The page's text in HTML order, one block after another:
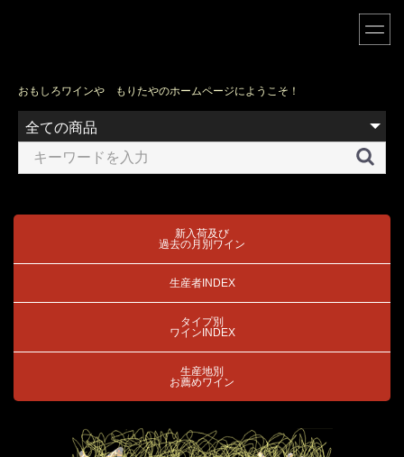
おもしろワインや もりたやのホームページにようこそ！
新入荷及び
過去の月別ワイン
生産者INDEX
タイプ別
ワインINDEX
生産地別
お薦めワイン